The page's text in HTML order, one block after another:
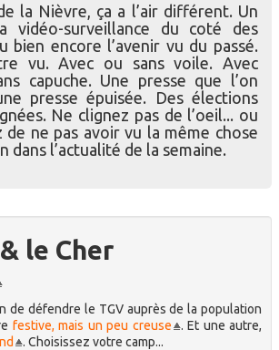
la Nièvre, ça a l’air différent. Un
vidéo-surveillance du coté des
bien encore l’avenir vu du passé.
vu. Avec ou sans voile. Avec
capuche. Une presse que l’on
presse épuisée. Des élections
Ne clignez pas de l’oeil... ou
de ne pas avoir vu la même chose
dans l’actualité de la semaine.
le Cher
de défendre le TGV auprès de la population
festive, mais un peu creuse
. Et une autre,
. Choisissez votre camp...